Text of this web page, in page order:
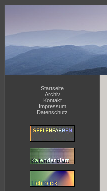
Startseite
Archiv
Kontakt
Impressum
Datenschutz